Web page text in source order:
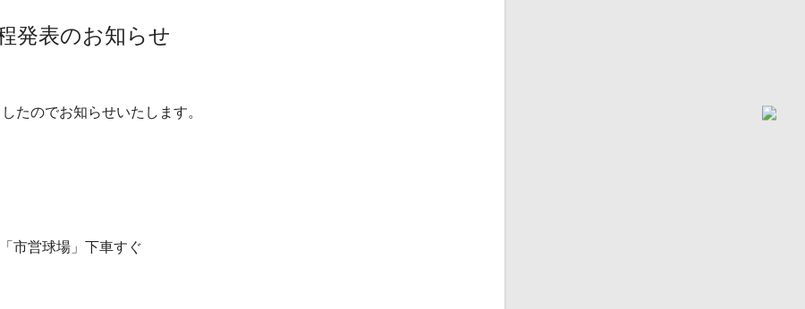
発表のお知らせ
たのでお知らせいたします。
市営球場」下車すぐ